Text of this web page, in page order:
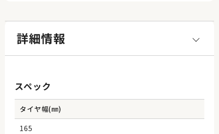
詳細情報
スペック
タイヤ幅(㎜)
165